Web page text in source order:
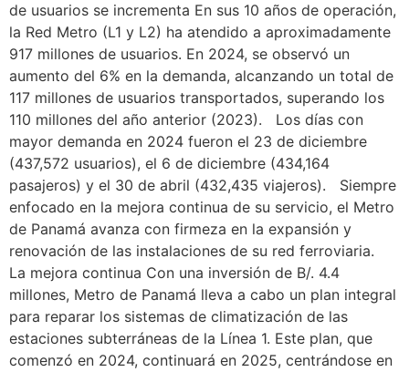
de usuarios se incrementa En sus 10 años de operación,
la Red Metro (L1 y L2) ha atendido a aproximadamente
917 millones de usuarios. En 2024, se observó un
aumento del 6% en la demanda, alcanzando un total de
117 millones de usuarios transportados, superando los
110 millones del año anterior (2023). Los días con
mayor demanda en 2024 fueron el 23 de diciembre
(437,572 usuarios), el 6 de diciembre (434,164
pasajeros) y el 30 de abril (432,435 viajeros). Siempre
enfocado en la mejora continua de su servicio, el Metro
de Panamá avanza con firmeza en la expansión y
renovación de las instalaciones de su red ferroviaria.
La mejora continua Con una inversión de B/. 4.4
millones, Metro de Panamá lleva a cabo un plan integral
para reparar los sistemas de climatización de las
estaciones subterráneas de la Línea 1. Este plan, que
comenzó en 2024, continuará en 2025, centrándose en